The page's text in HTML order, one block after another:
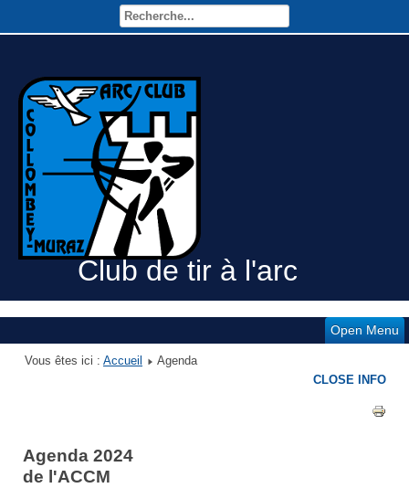
Club de tir à l'arc
Open Menu
Vous êtes ici : Accueil Agenda
Agenda 2024
de l'ACCM
CLOSE INFO